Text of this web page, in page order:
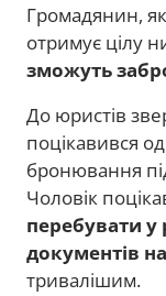
Громадянин,
отримує цілу
зможуть
До юристів
поцікавився
бронювання
Чоловік
перебувати
документів
тривалішим.